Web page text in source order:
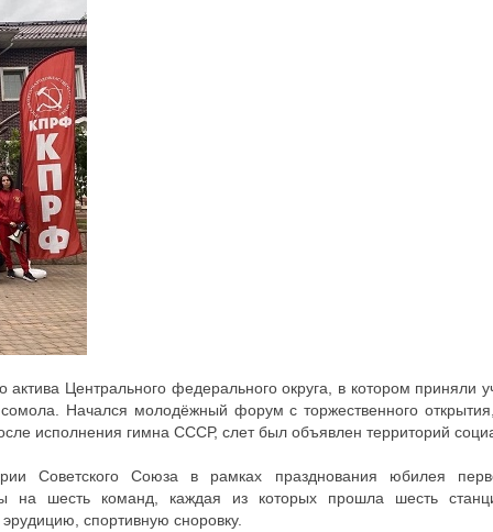
Центрального федерального округа, в котором приняли
Начался молодёжный форум с торжественного
исполнения гимна СССР, слет был объявлен территорий
Советского Союза в рамках празднования юбилея
на шесть команд, каждая из которых прошла шесть
спортивную сноровку.